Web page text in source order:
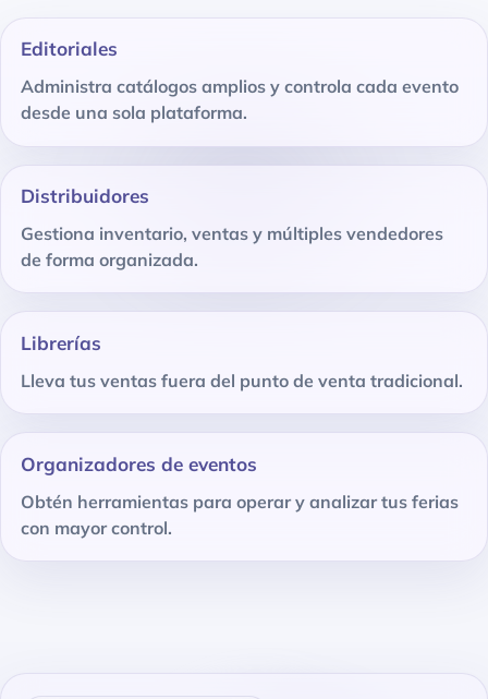
Editoriales
Administra catálogos amplios y controla cada evento
desde una sola plataforma.
Distribuidores
Gestiona inventario, ventas y múltiples vendedores
de forma organizada.
Librerías
Lleva tus ventas fuera del punto de venta tradicional.
Organizadores de eventos
Obtén herramientas para operar y analizar tus ferias
con mayor control.